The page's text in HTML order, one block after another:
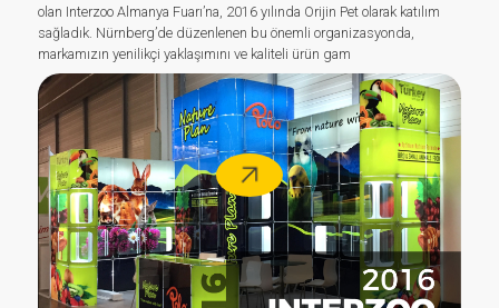
olan Interzoo Almanya Fuarı’na, 2016 yılında Orijin Pet olarak katılım
sağladık. Nürnberg’de düzenlenen bu önemli organizasyonda,
markamızın yenilikçi yaklaşımını ve kaliteli ürün gam